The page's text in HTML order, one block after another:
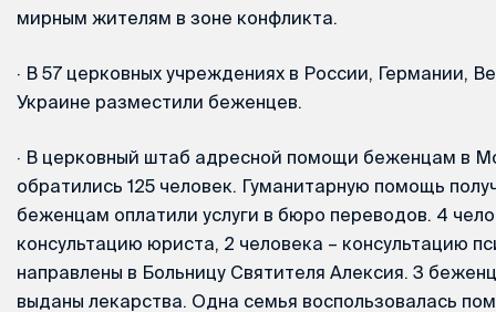
мирным жителям в зоне конфликта.
· В 57 церковных учреждениях в России, Германии,
Украине разместили беженцев.
· В церковный штаб адресной помощи беженцам в
обратились 125 человек. Гуманитарную помощь
беженцам оплатили услуги в бюро переводов. 4
консультацию юриста, 2 человека – консультацию
направлены в Больницу Святителя Алексия. 3
выданы лекарства. Одна семья воспользовалась